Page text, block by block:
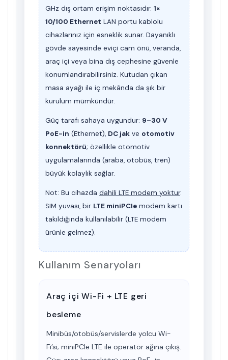
GHz dış ortam erişim noktasıdır. 1×
10/100 Ethernet LAN portu kablolu
cihazlarınız için esneklik sunar. Dayanıklı
gövde sayesinde eviçi cam önü, veranda,
araç içi veya bina dış cephesine güvenle
konumlandırabilirsiniz. Kutudan çıkan
masa ayağı ile iç mekânda da şık bir
kurulum mümkündür.
Güç tarafı sahaya uygundur: 9–30 V
PoE-in (Ethernet), DC jak ve otomotiv
konnektörü; özellikle otomotiv
uygulamalarında (araba, otobüs, tren)
büyük kolaylık sağlar.
Not: Bu cihazda dahili LTE modem yoktur.
SIM yuvası, bir LTE miniPCIe modem kartı
takıldığında kullanılabilir (LTE modem
ürünle gelmez).
Kullanım Senaryoları
Araç içi Wi-Fi + LTE geri
besleme
Minibüs/otobüs/servislerde yolcu Wi-
Fi’si; miniPCIe LTE ile operatör ağına çıkış.